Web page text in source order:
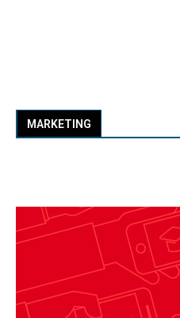
MARKETING